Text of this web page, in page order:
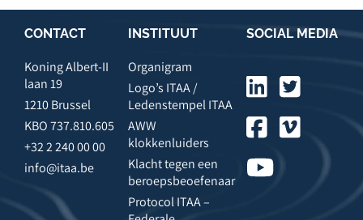
CONTACT
Koning Albert-II
laan 19
1210 Brussel
KBO 737.810.605
+32 2 240 00 00
info@itaa.be
INSTITUUT
Organigram
Logo’s ITAA /
Ledenstempel ITAA
AWW
klokkenluiders
Klacht tegen een
beroepsbeoefenaar
Protocol ITAA –
SOCIAL MEDIA